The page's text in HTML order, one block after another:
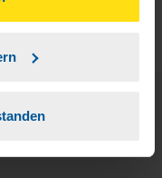
Auszubildende und